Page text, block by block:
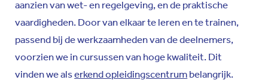
aanzien van wet- en regelgeving, en de praktische
vaardigheden. Door van elkaar te leren en te trainen,
passend bij de werkzaamheden van de deelnemers,
voorzien we in cursussen van hoge kwaliteit. Dit
vinden we alserkend opleidingscentrum belangrijk.